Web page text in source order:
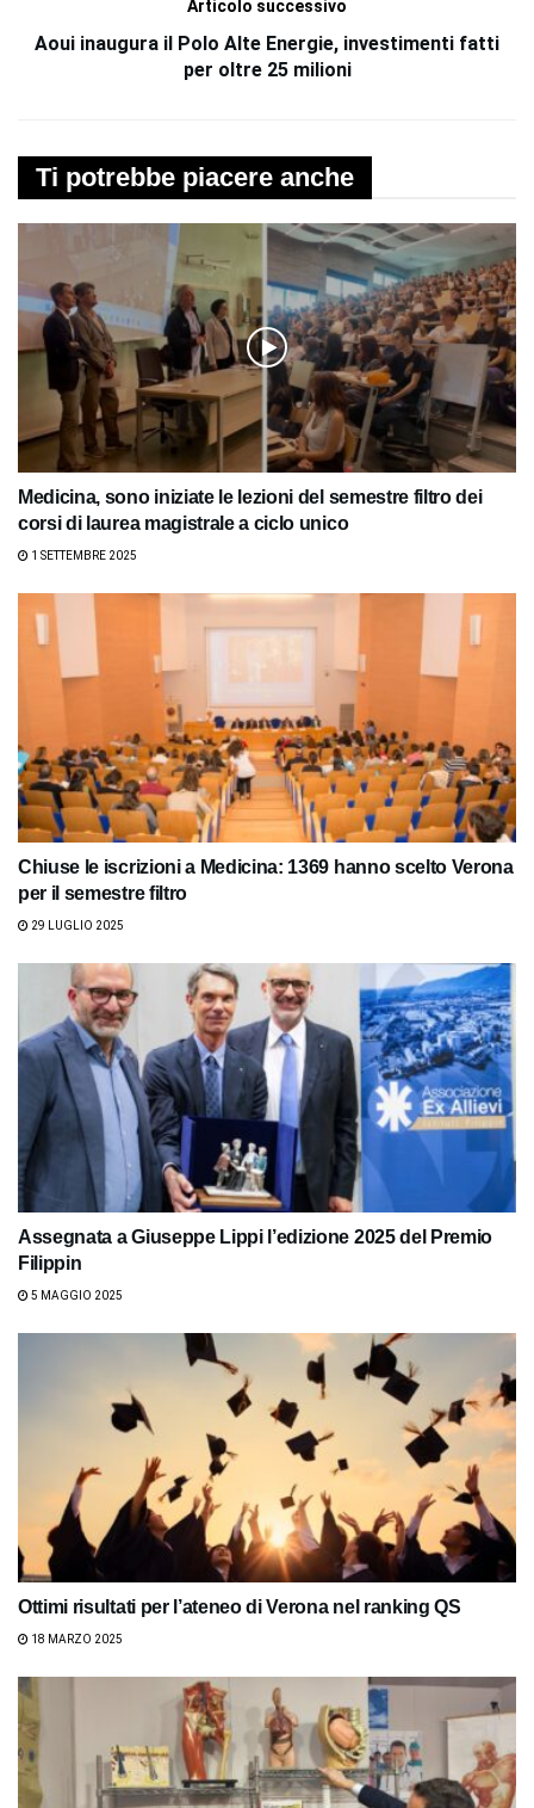
Articolo successivo
Aoui inaugura il Polo Alte Energie, investimenti fatti
per oltre 25 milioni
Ti potrebbe piacere anche
Medicina, sono iniziate le lezioni del semestre filtro dei
corsi di laurea magistrale a ciclo unico
1 SETTEMBRE 2025
Chiuse le iscrizioni a Medicina: 1369 hanno scelto Verona
per il semestre filtro
29 LUGLIO 2025
Assegnata a Giuseppe Lippi l’edizione 2025 del Premio
Filippin
5 MAGGIO 2025
Ottimi risultati per l’ateneo di Verona nel ranking QS
18 MARZO 2025